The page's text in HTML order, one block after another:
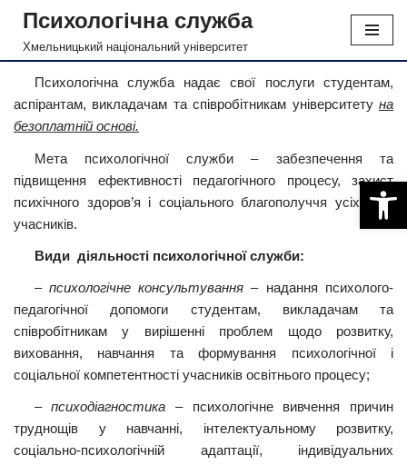
Перейти
вмісту
Психологічна служба
Хмельницький національний університет
Психологічна служба надає свої послуги студентам,
аспірантам, викладачам та співробітникам університету на
безоплатній основі.
Мета психологічної служби – забезпечення та
підвищення ефективності педагогічного процесу, захист
психічного здоров’я і соціального благополуччя усіх його
учасників.
Види діяльності психологічної служби:
– психологічне консультування – надання психолого-
педагогічної допомоги студентам, викладачам та
співробітникам у вирішенні проблем щодо розвитку,
виховання, навчання та формування психологічної і
соціальної компетентності учасників освітнього процесу;
–психодіагностика – психологічне вивчення причин
труднощів у навчанні, інтелектуальному розвитку,
соціально-психологічній адаптації, індивідуальних